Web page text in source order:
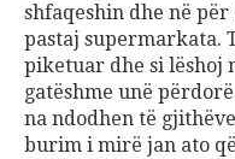
shfaqeshin dhe në
pastaj supermarkata.
piketuar dhe si lëshoj
gatëshme unë
na ndodhen të
burim i mirë jan ato